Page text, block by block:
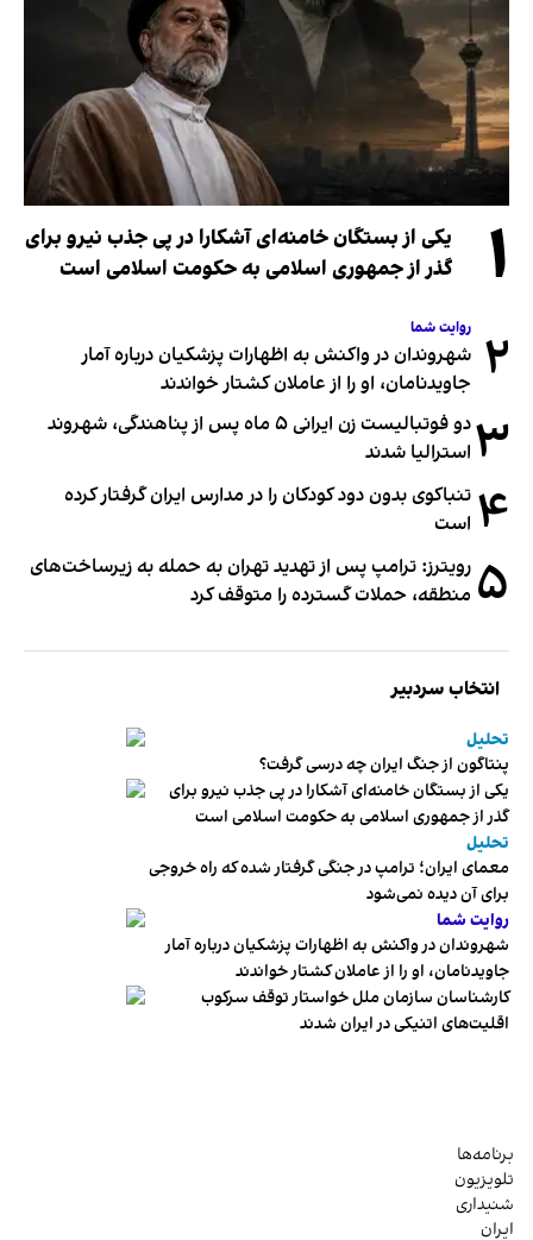
۱
یکی از بستگان خامنه‌ای آشکارا در پی جذب نیرو برای
گذر از جمهوری اسلامی به حکومت اسلامی است
۲ روایت شما
شهروندان در واکنش به اظهارات پزشکیان درباره آمار
جاویدنامان، او را از عاملان کشتار خواندند
۳
دو فوتبالیست زن ایرانی ۵ ماه پس از پناهندگی، شهروند
استرالیا شدند
۴ تنباکوی بدون دود کودکان را در مدارس ایران گرفتار کرده
است
۵ رویترز: ترامپ پس از تهدید تهران به حمله به زیرساخت‌های
منطقه، حملات گسترده را متوقف کرد
انتخاب سردبیر
تحلیل
پنتاگون از جنگ ایران چه درسی گرفت؟
یکی از بستگان خامنه‌ای آشکارا در پی جذب نیرو برای
گذر از جمهوری اسلامی به حکومت اسلامی است
تحلیل
معمای ایران؛ ترامپ در جنگی گرفتار شده که راه خروجی
برای آن دیده نمی‌شود
روایت شما
شهروندان در واکنش به اظهارات پزشکیان درباره آمار
جاویدنامان، او را از عاملان کشتار خواندند
کارشناسان سازمان ملل خواستار توقف سرکوب
اقلیت‌های اتنیکی در ایران شدند
برنامه‌ها
تلویزیون
شنیداری
ایران